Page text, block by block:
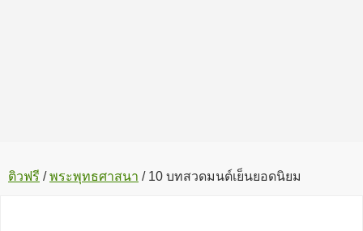
ติวฟรี / พระพุทธศาสนา /10 บทสวดมนต์เย็นยอดนิยม